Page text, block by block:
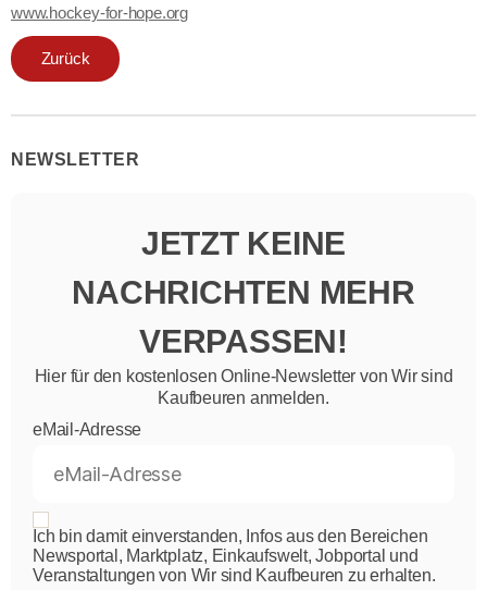
www.hockey-for-hope.org
Zurück
NEWSLETTER
JETZT KEINE
NACHRICHTEN MEHR
VERPASSEN!
Hier für den kostenlosen Online-Newsletter von Wir sind
Kaufbeuren anmelden.
eMail-Adresse
Ich bin damit einverstanden, Infos aus den Bereichen
Newsportal, Marktplatz, Einkaufswelt, Jobportal und
Veranstaltungen von Wir sind Kaufbeuren zu erhalten.